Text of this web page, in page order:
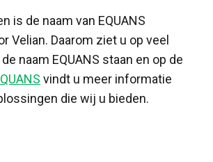
is de naam van EQUANS
Velian. Daarom ziet u op veel
naam EQUANS staan en op de
vindt u meer informatie
die wij u bieden.